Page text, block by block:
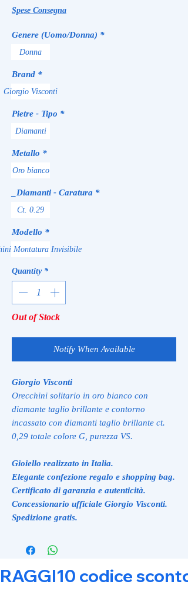
Spese Consegna
Genere (Uomo/Donna) *
Donna
Brand *
Giorgio Visconti
Pietre - Tipo *
Diamanti
Metallo *
Oro bianco
_Diamanti - Caratura *
Ct. 0.29
Modello *
Montatura Invisibile
Quantity *
Out of Stock
Notify When Available
Giorgio Visconti
Orecchini solitario in oro bianco con
diamante taglio brillante e contorno
incassato con diamanti taglio brillante ct.
0,29 totale colore G, purezza VS.
Gioiello realizzato in Italia.
Elegante confezione regalo e shopping bag.
Certificato di garanzia e autenticità.
Concessionario ufficiale Giorgio Visconti.
Spedizione gratis.
RAGGI10 codice